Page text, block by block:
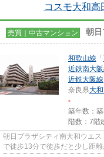
コスモ大和高
売買｜中古マンション 朝日
和歌山線 「
近鉄南大
近鉄大阪線
奈良県大
-
築年数：
階数：7階
朝日プラザシティ南大和ウエ
で徒歩13分で徒歩だと少し距